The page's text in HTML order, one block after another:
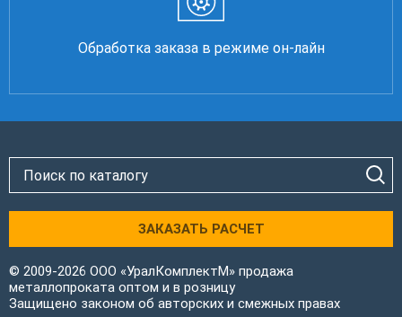
Обработка заказа в режиме он-лайн
ЗАКАЗАТЬ РАСЧЕТ
© 2009-2026 ООО «УралКомплектМ» продажа
металлопроката оптом и в розницу
Защищено законом об авторских и смежных правах